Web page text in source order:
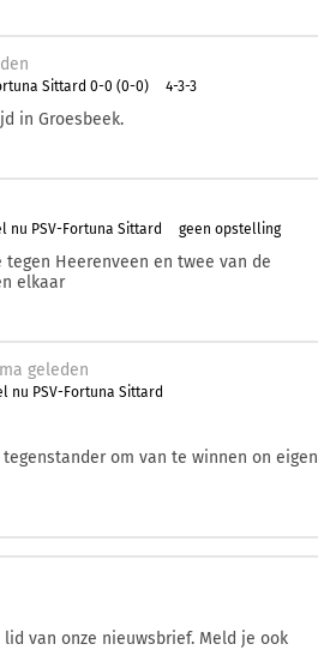
Sittard 0-0 (0-0) 4-3-3
in Groesbeek.
nu PSV-Fortuna Sittard geen opstelling
Heerenveen en twee van de
elkaar
geleden
nu PSV-Fortuna Sittard
om van te winnen on eigen
van onze nieuwsbrief. Meld je ook